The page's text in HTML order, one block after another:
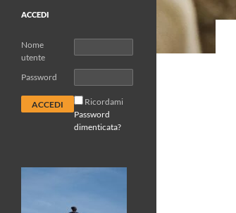
ACCEDI
Nome
utente
Password
Ricordami
Password
dimenticata?